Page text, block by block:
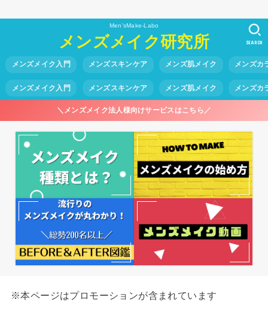
Men'sMake-Labo
メンズメイク研究所
メンズメイク入門 メンズスキンケア メンズ肌メイク メンズカ
メンズメイク入門 メンズスキンケア メンズ肌メイク メンズカ
SEARCH
＼メンズメイク法人様向けサービスはこちら／
※本ページはプロモーションが含まれています